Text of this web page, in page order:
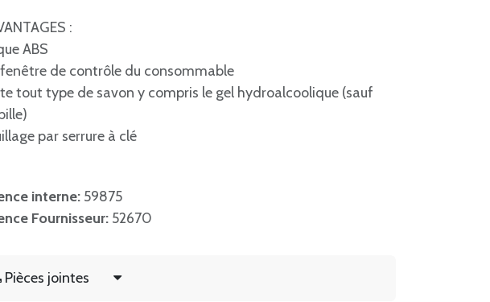
:
ABS
de contrôle du consommable
tout type de savon y compris le gel hydroalcoolique (sauf
par serrure à clé
interne: 59875
Fournisseur: 52670
Pièces jointes